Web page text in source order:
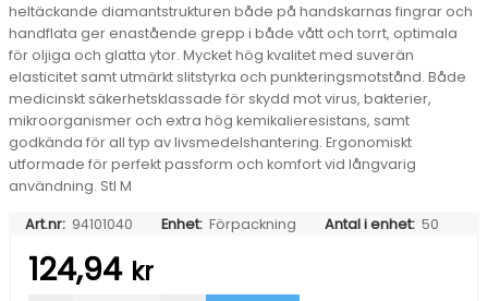
heltäckande diamantstrukturen både på handskarnas fingrar och
handflata ger enastående grepp i både vått och torrt, optimala
för oljiga och glatta ytor. Mycket hög kvalitet med suverän
elasticitet samt utmärkt slitstyrka och punkteringsmotstånd. Både
medicinskt säkerhetsklassade för skydd mot virus, bakterier,
mikroorganismer och extra hög kemikalieresistans, samt
godkända för all typ av livsmedelshantering. Ergonomiskt
utformade för perfekt passform och komfort vid långvarig
användning. Stl M
Art.nr: 94101040 Enhet: Förpackning Antal i enhet: 50
124,94 kr